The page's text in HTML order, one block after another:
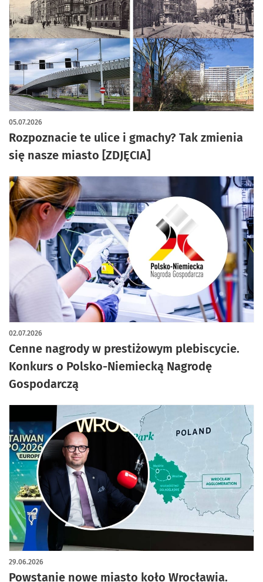
Rozpoznacie te ulice i gmachy? Tak zmienia
się nasze miasto [ZDJĘCIA]
05.07.2026
artykuł z galerią zdjęć
Cenne nagrody w prestiżowym plebiscycie.
Konkurs o Polsko-Niemiecką Nagrodę
Gospodarczą
02.07.2026
Powstanie nowe miasto koło Wrocławia.
29.06.2026